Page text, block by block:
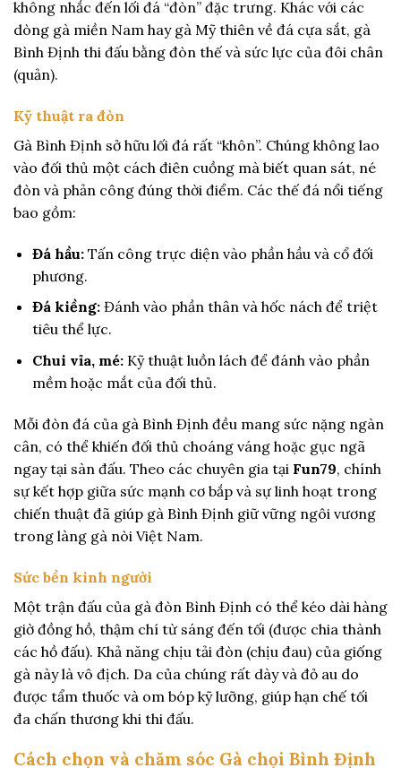
không nhắc đến lối đá “đòn” đặc trưng. Khác với các
dòng gà miền Nam hay gà Mỹ thiên về đá cựa sắt, gà
Bình Định thi đấu bằng đòn thế và sức lực của đôi chân
(quản).
Kỹ thuật ra đòn
Gà Bình Định sở hữu lối đá rất “khôn”. Chúng không lao
vào đối thủ một cách điên cuồng mà biết quan sát, né
đòn và phản công đúng thời điểm. Các thế đá nổi tiếng
bao gồm:
Đá hầu:Tấn công trực diện vào phần hầu và cổ đối
phương.
Đá kiềng:Đánh vào phần thân và hốc nách để triệt
tiêu thể lực.
Chui vỉa, mé:Kỹ thuật luồn lách để đánh vào phần
mềm hoặc mắt của đối thủ.
Mỗi đòn đá của gà Bình Định đều mang sức nặng ngàn
cân, có thể khiến đối thủ choáng váng hoặc gục ngã
ngay tại sàn đấu. Theo các chuyên gia tại Fun79, chính
sự kết hợp giữa sức mạnh cơ bắp và sự linh hoạt trong
chiến thuật đã giúp gà Bình Định giữ vững ngôi vương
trong làng gà nòi Việt Nam.
Sức bền kinh người
Một trận đấu của gà đòn Bình Định có thể kéo dài hàng
giờ đồng hồ, thậm chí từ sáng đến tối (được chia thành
các hồ đấu). Khả năng chịu tải đòn (chịu đau) của giống
gà này là vô địch. Da của chúng rất dày và đỏ au do
được tẩm thuốc và om bóp kỹ lưỡng, giúp hạn chế tối
đa chấn thương khi thi đấu.
Cách chọn và chăm sóc Gà chọi Bình Định